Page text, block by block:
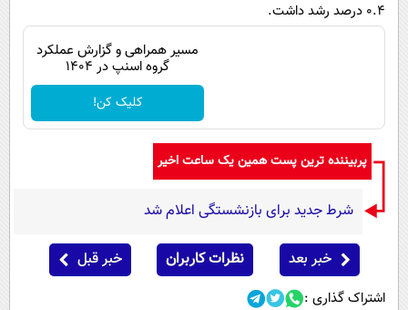
۰.۴ درصد رشد داشت.
مسیر همراهی و گزارش عملکرد
گروه اسنپ در ۱۴۰۴
کلیک کن!
پربیننده ترین پست همین یک ساعت اخیر
شرط جدید برای بازنشستگی اعلام شد
خبر بعد نظرات کاربران خبر قبل
اشتراک گذاری :